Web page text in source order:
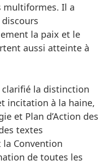
multiformes. Il a
la paix et le
aussi atteinte à
clarifié la distinction
incitation à la haine,
et Plan d’Action des
textes
Convention
de toutes les